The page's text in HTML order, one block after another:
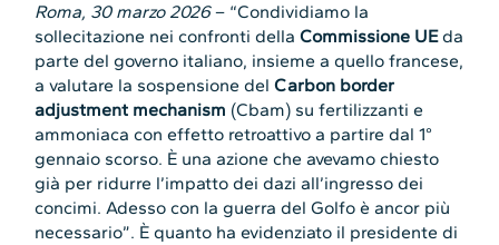
Roma, 30 marzo 2026– “Condividiamo la
sollecitazione nei confronti dellaCommissione UEda
parte del governo italiano, insieme a quello francese,
a valutare la sospensione delCarbon border
adjustment mechanism (Cbam) su fertilizzanti e
ammoniaca con effetto retroattivo a partire dal 1°
gennaio scorso. È una azione che avevamo chiesto
già per ridurre l’impatto dei dazi all’ingresso dei
concimi. Adesso con la guerra del Golfo è ancor più
necessario”. È quanto ha evidenziato il presidente di